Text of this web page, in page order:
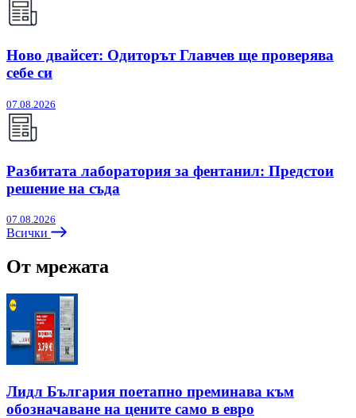
Ново двайсет: Одиторът Главчев ще проверява
себе си
07.08.2026
Разбитата лаборатория за фентанил: Предстои
решение на съда
07.08.2026
Всички
От мрежата
Лидл България поетапно преминава към
обозначаване на цените само в евро